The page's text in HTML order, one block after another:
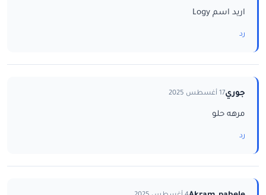
اريد اسم Logy
رد
جوري17 أغسطس 2025
مرهه حلو
رد